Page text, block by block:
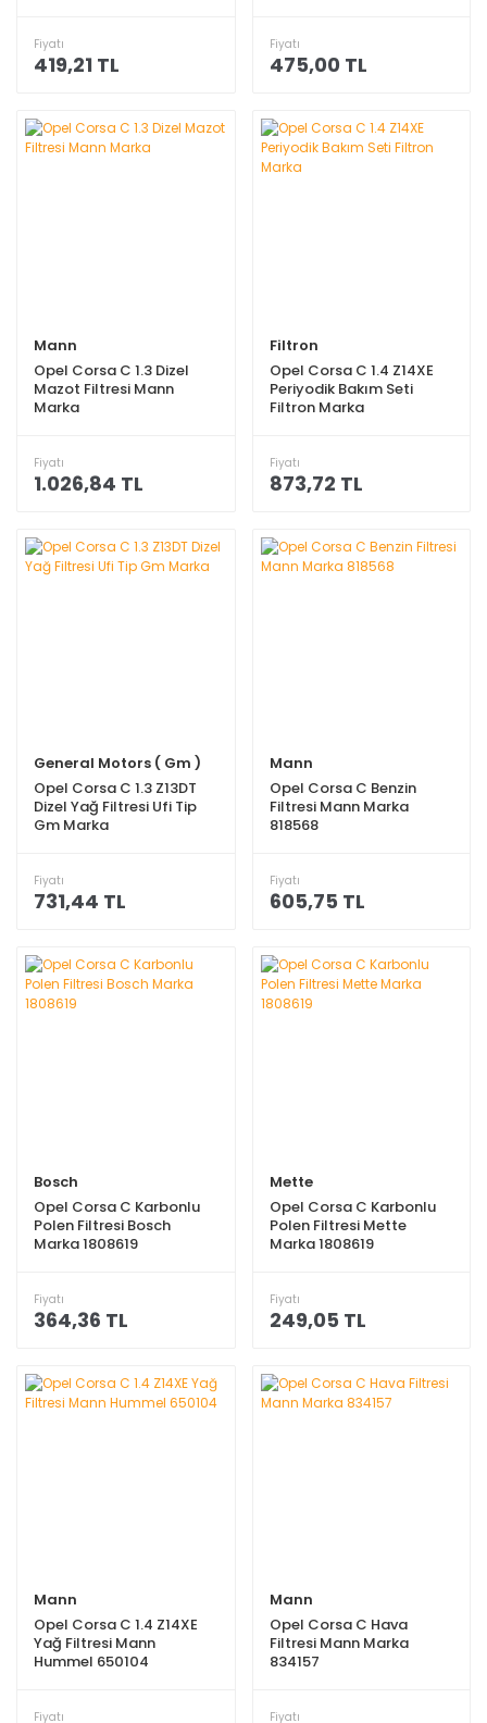
Fiyatı
419,21 TL
Fiyatı
475,00 TL
Mann
Opel Corsa C 1.3 Dizel
Mazot Filtresi Mann
Marka
Fiyatı
1.026,84 TL
Filtron
Opel Corsa C 1.4 Z14XE
Periyodik Bakım Seti
Filtron Marka
Fiyatı
873,72 TL
General Motors ( Gm )
Opel Corsa C 1.3 Z13DT
Dizel Yağ Filtresi Ufi Tip
Gm Marka
Fiyatı
731,44 TL
Mann
Opel Corsa C Benzin
Filtresi Mann Marka
818568
Fiyatı
605,75 TL
Bosch
Opel Corsa C Karbonlu
Polen Filtresi Bosch
Marka 1808619
Fiyatı
364,36 TL
Mette
Opel Corsa C Karbonlu
Polen Filtresi Mette
Marka 1808619
Fiyatı
249,05 TL
Mann
Opel Corsa C 1.4 Z14XE
Yağ Filtresi Mann
Hummel 650104
Fiyatı
Mann
Opel Corsa C Hava
Filtresi Mann Marka
834157
Fiyatı